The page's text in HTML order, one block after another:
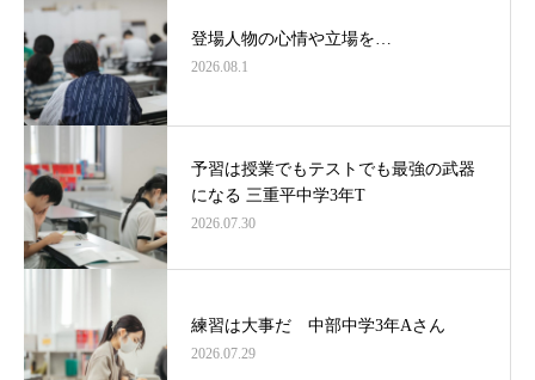
登場人物の心情や立場を…
2026.08.1
予習は授業でもテストでも最強の武器
になる 三重平中学3年T
2026.07.30
練習は大事だ 中部中学3年Aさん
2026.07.29